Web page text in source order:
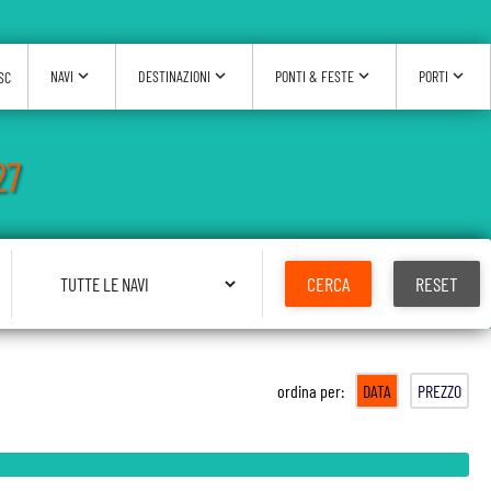
ordina per: DATA PREZZO
CERCA RESET
NAVI expand_more DESTINAZIONI expand_more PONTI & FESTE expand_more PORTI expand_more